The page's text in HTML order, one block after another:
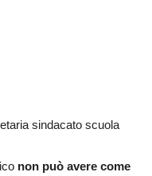
sindacato scuola
non può avere come